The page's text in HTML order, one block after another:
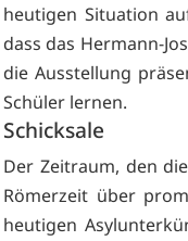
heutigen Situation
dass das Hermann-
die Ausstellung
Schüler lernen.
Schicksale
Der Zeitraum, den
Römerzeit über
heutigen